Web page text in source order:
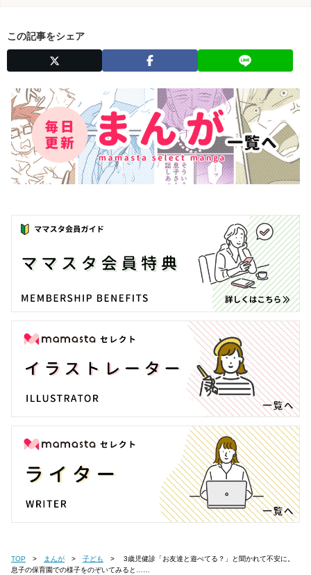
この記事をシェア
TOP まんが 子ども
息子の保育園での様子をのぞいてみると……